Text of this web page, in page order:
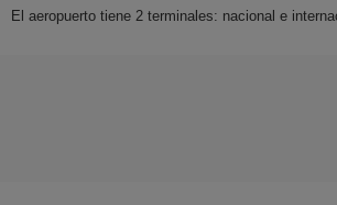
El aeropuerto tiene 2 terminales: nacional e